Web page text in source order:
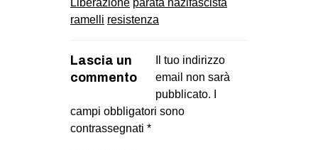
Liberazione parata nazifascista
ramelli resistenza
Lascia un
commento
Il tuo indirizzo
email non sarà
pubblicato.
campi obbligatori sono
contrassegnati *